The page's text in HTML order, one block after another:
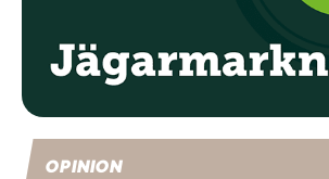
OPINION